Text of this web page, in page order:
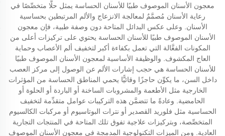
معجون الأسنان الموصوف طبيًا للأسنان الحساسة يمثل حلًّا متخصِّصًا في
رعاية الأسنان مُصمَّمٌ لمعالجة الانزعاج والألم المرتبطين بحساسية
الأسنان. وعلى عكس البدائل المتاحة دون وصفة طبية، فإن معجون
الأسنان الموصوف طبيًا للأسنان الحساسة يحتوي على تركيزات أعلى من
المكونات الفعَّالة التي تعمل بكفاءة أكبر لتخفيف ألم الأعصاب وحماية
العاج المكشوف. والوظيفة الأساسية لمعجون الأسنان الموصوف طبيًا
للأسنان الحساسة هي حجب إشارات الألم عن الوصول إلى مركز العصب
داخل السن، ما يكوِّن حاجزًا وقائيًّا يحمي المناطق الحساسة من المؤثرات
الخارجية مثل الأطعمة والمشروبات الساخنة أو الباردة أو الحلوة أو
الحامضية. وعادةً ما تتضمَّن هذه التركيبات عوامل متقدِّمة لتخفيف
الحساسية مثل فلوريد القصدير أو نترات البوتاسيوم أو مركبات الكالسيوم
المتخصِّصة، وبتركيزات علاجية تفوق تلك المتاحة في المنتجات التجارية
العادية. ومن الميزات التكنولوجية المدمجة في معجون الأسنان الموصوف